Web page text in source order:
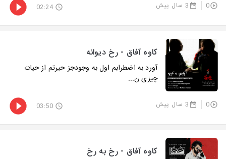
0 3 سال پیش 02:24
کاوه آفاق - رخ دیوانه
آورد به اضطرابم اول به وجودجز حیرتم از حیات
چیزی ن...
0 3 سال پیش 03:50
کاوه آفاق - رخ به رخ